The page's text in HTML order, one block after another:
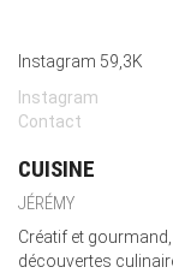
Instagram 59,3K
Instagram
Contact
CUISINE
JÉRÉMY
Créatif et
découvertes